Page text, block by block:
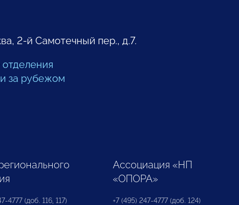
2-й Самотечный пер., д.7.
за рубежом
4777 (доб. 116, 117)
Ассоциация «НП
«ОПОРА»
+7 (495) 247-4777 (доб. 124)